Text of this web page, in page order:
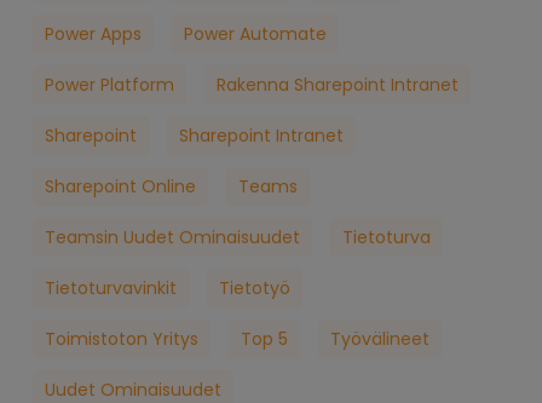
Power Apps Power Automate
Power Platform Rakenna Sharepoint Intranet
Sharepoint Sharepoint Intranet
Sharepoint Online Teams
Teamsin Uudet Ominaisuudet Tietoturva
Tietoturvavinkit Tietotyö
Toimistoton Yritys Top 5 Työvälineet
Uudet Ominaisuudet